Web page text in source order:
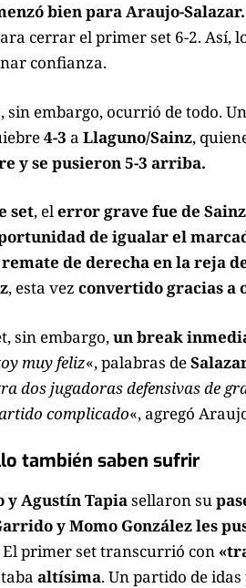
bien para Araujo-Salazar.
cerrar el primer set 6-2. Así,
confianza.
sin embargo, ocurrió de todo.
4-3 a Llaguno/Sainz,
y se pusieron 5-3 arriba.
set, elerror grave fue de Sainz
de igualar el
remate de derecha en la reja
, esta vez convertido gracias a
sin embargo,un break
muy feliz«, palabras de
dos jugadoras defensivas de
complicado«, agregó
también saben sufrir
y Agustín Tapiasellaron su
y Momo González les
primer set transcurrió con
altísima. Un partido de